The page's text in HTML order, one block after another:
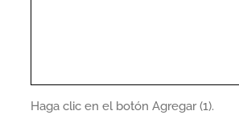
Haga clic en el botón Agregar (1).